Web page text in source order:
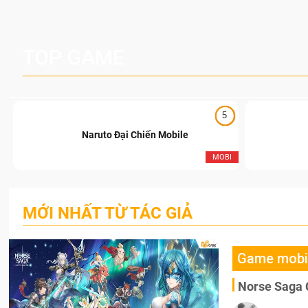
5
MOBI
Naruto Đại Chiến Mobile
MỚI NHẤT TỪ TÁC GIẢ
Game
Norse Saga